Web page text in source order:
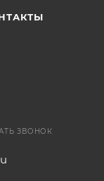
ЗВОНОК